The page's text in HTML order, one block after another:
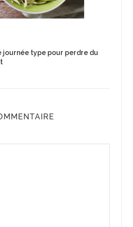
journée type pour perdre du